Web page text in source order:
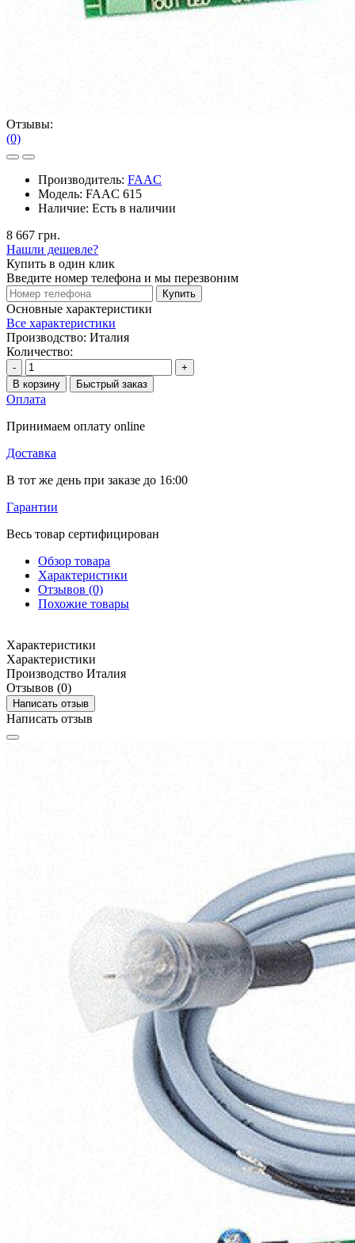
Отзывы:
(0)
Производитель: FAAC
Модель: FAAC 615
Наличие: Есть в наличии
8 667 грн.
Нашли дешевле?
Купить в один клик
Введите номер телефона и мы перезвоним
Купить
Основные характеристики
Все характеристики
Производство: Италия
Количество:
-
+
В корзину
Быстрый заказ
Оплата
Принимаем оплату online
Доставка
В тот же день при заказе до 16:00
Гарантии
Весь товар сертифицирован
Обзор товара
Характеристики
Отзывов (0)
Похожие товары
Характеристики
Характеристики
Производство Италия
Отзывов (0)
Написать отзыв
Написать отзыв